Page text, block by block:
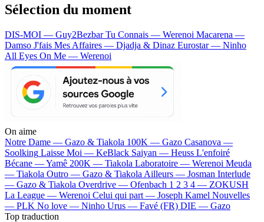
Sélection du moment
DIS-MOI — Guy2BezbarTu Connais — Werenoi Macarena —
Damso J'fais Mes Affaires — Djadja & Dinaz Eurostar — Ninho
All Eyes On Me — Werenoi
On aime
Notre Dame — Gazo & Tiakola 100K — Gazo Casanova —
Soolking Laisse Moi — KeBlack Saiyan — Heuss L'enfoiré
Bécane —Yamê 200K — Tiakola Laboratoire — Werenoi Meuda
— Tiakola Outro — Gazo & Tiakola Ailleurs — Josman Interlude
— Gazo & Tiakola Overdrive — Ofenbach 1 2 3 4 — ZOKUSH
La League — Werenoi Celui qui part — Joseph Kamel Nouvelles
— PLK No love — Ninho Urus — Favé (FR) DIE — Gazo
Top traduction